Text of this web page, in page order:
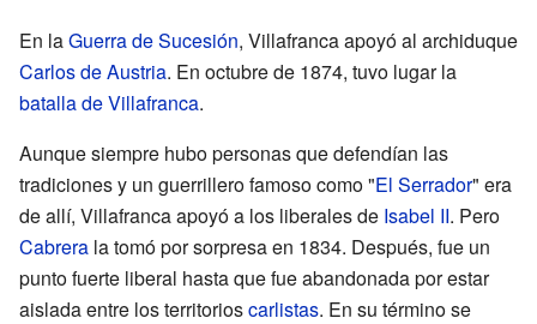
En laGuerra de Sucesión, Villafranca apoyó al archiduque
Carlos de Austria. En octubre de 1874, tuvo lugar la
batalla de Villafranca.
Aunque siempre hubo personas que defendían las
tradiciones y un guerrillero famoso como "El Serrador" era
de allí, Villafranca apoyó a los liberales de Isabel II. Pero
Cabrera la tomó por sorpresa en 1834. Después, fue un
punto fuerte liberal hasta que fue abandonada por estar
aislada entre los territorioscarlistas. En su término se